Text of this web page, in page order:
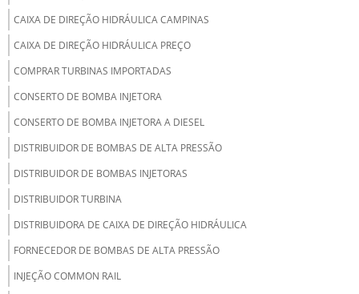
CAIXA DE DIREÇÃO HIDRÁULICA CAMPINAS
CAIXA DE DIREÇÃO HIDRÁULICA PREÇO
COMPRAR TURBINAS IMPORTADAS
CONSERTO DE BOMBA INJETORA
CONSERTO DE BOMBA INJETORA A DIESEL
DISTRIBUIDOR DE BOMBAS DE ALTA PRESSÃO
DISTRIBUIDOR DE BOMBAS INJETORAS
DISTRIBUIDOR TURBINA
DISTRIBUIDORA DE CAIXA DE DIREÇÃO HIDRÁULICA
FORNECEDOR DE BOMBAS DE ALTA PRESSÃO
INJEÇÃO COMMON RAIL